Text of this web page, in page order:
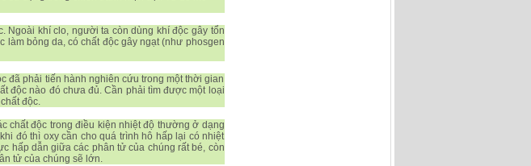
khí clo, người ta còn dùng khí độc gây tổn
làm bỏng da, có chất độc gây ngạt (như phosgen
đã phải tiến hành nghiên cứu trong một thời gian
độc nào đó chưa đủ. Cần phải tìm được một loại
độc.
chất độc trong điều kiện nhiệt độ thường ở dạng
đó thì oxy cần cho quá trình hô hấp lại có nhiệt
hấp dẫn giữa các phân tử của chúng rất bé, còn
tử của chúng sẽ lớn.